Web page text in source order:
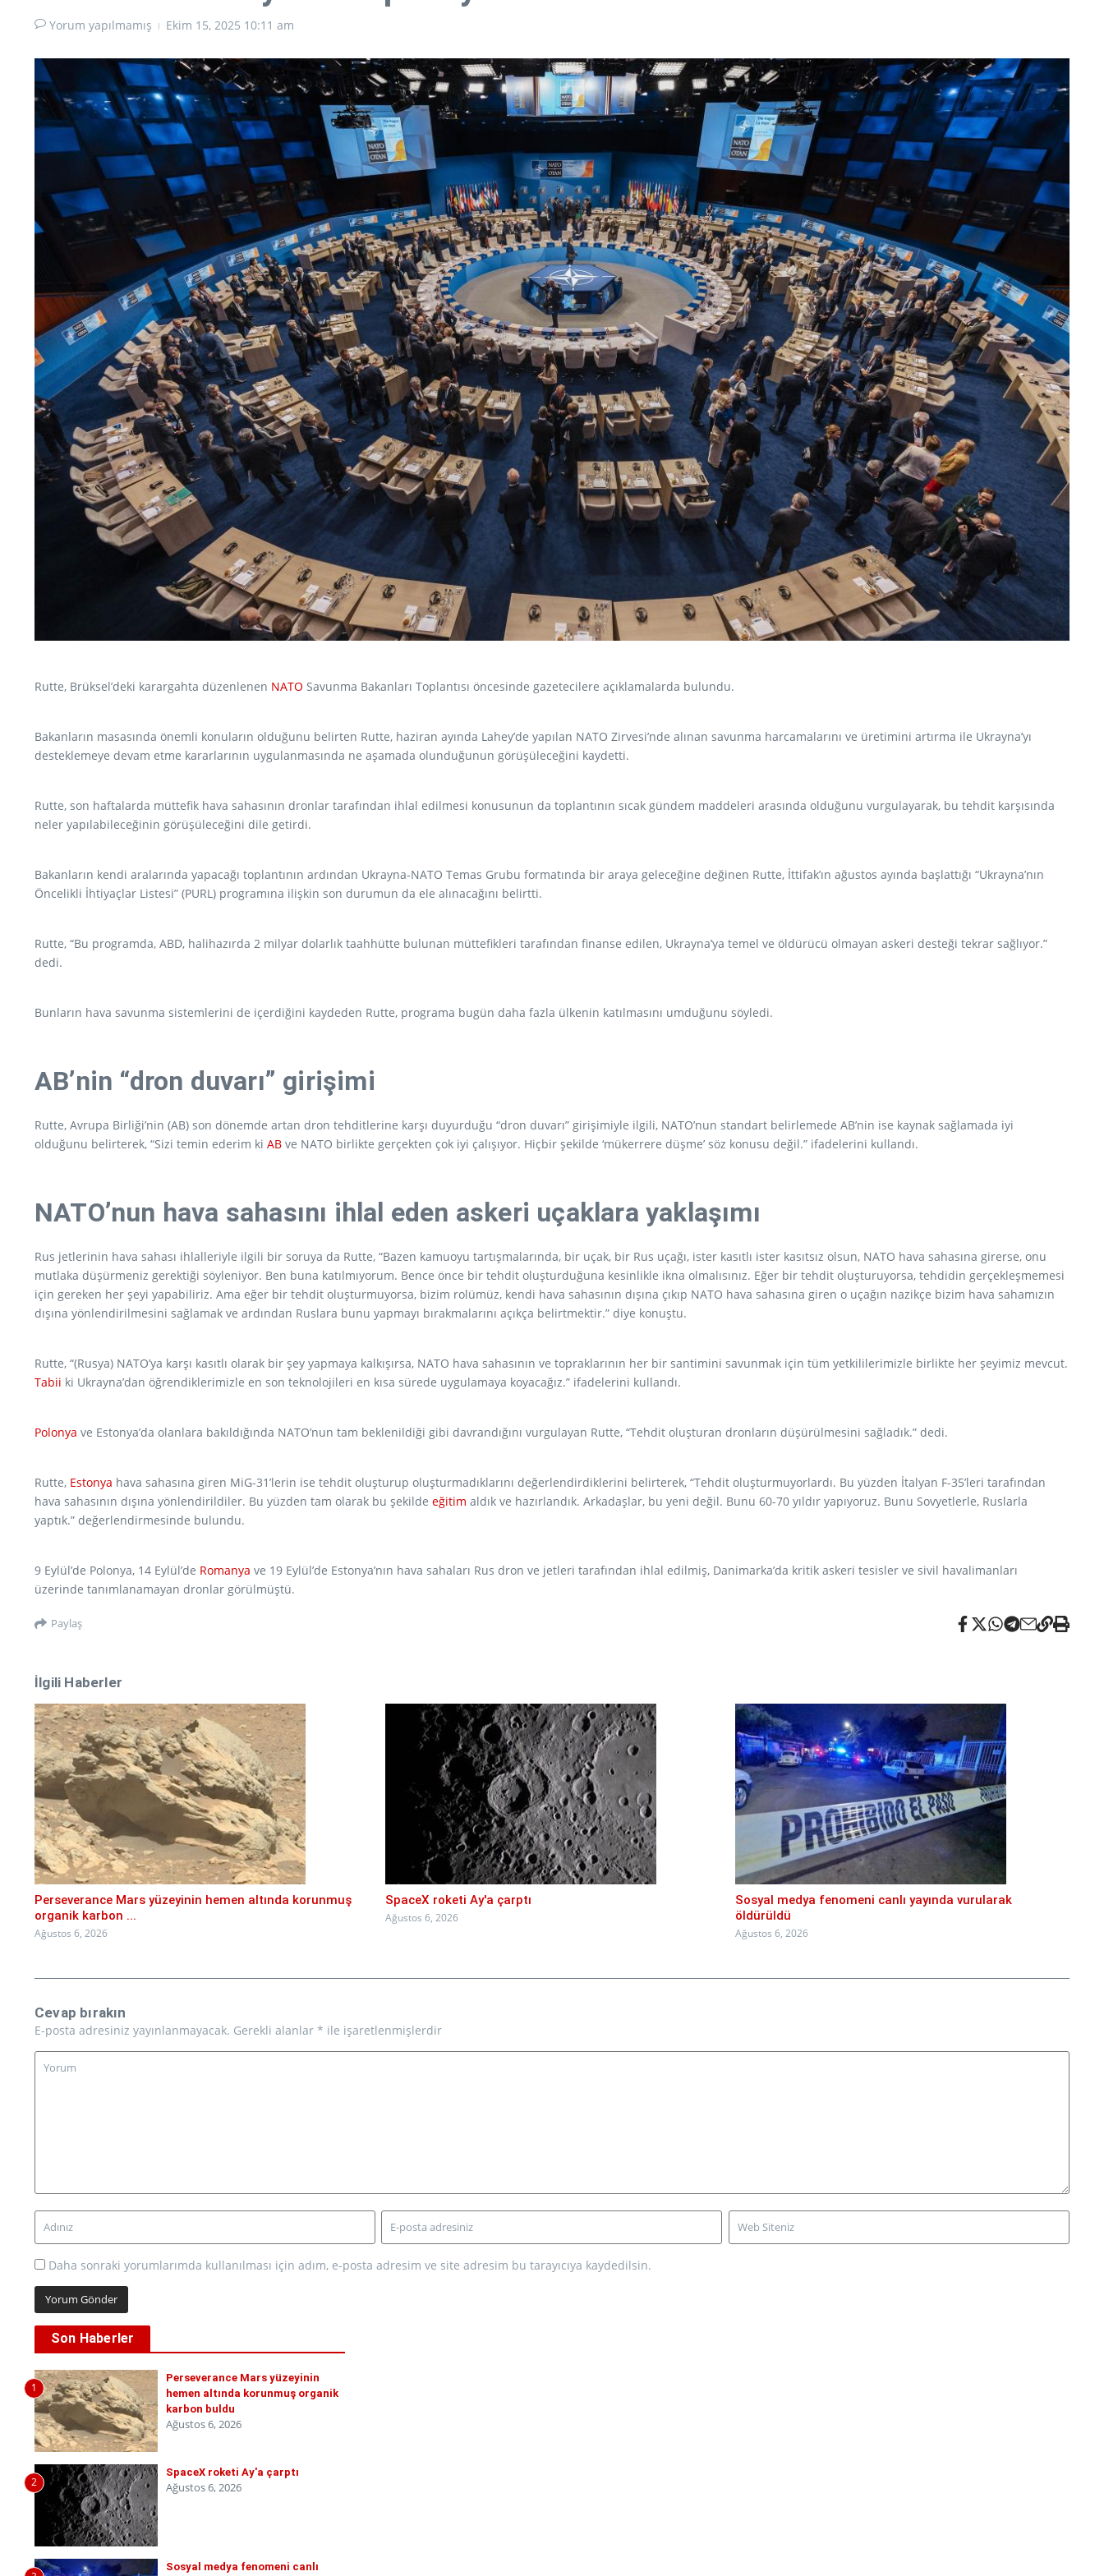
Yorum yapılmamış Ekim 15, 2025 10:11 am
Rutte, Brüksel’deki karargahta düzenlenen NATO Savunma Bakanları Toplantısı öncesinde gazetecilere açıklamalarda bulundu.
Bakanların masasında önemli konuların olduğunu belirten Rutte, haziran ayında Lahey’de yapılan NATO Zirvesi’nde alınan savunma harcamalarını ve üretimini artırma ile Ukrayna’yı
desteklemeye devam etme kararlarının uygulanmasında ne aşamada olunduğunun görüşüleceğini kaydetti.
Rutte, son haftalarda müttefik hava sahasının dronlar tarafından ihlal edilmesi konusunun da toplantının sıcak gündem maddeleri arasında olduğunu vurgulayarak, bu tehdit karşısında
neler yapılabileceğinin görüşüleceğini dile getirdi.
Bakanların kendi aralarında yapacağı toplantının ardından Ukrayna-NATO Temas Grubu formatında bir araya geleceğine değinen Rutte, İttifak’ın ağustos ayında başlattığı “Ukrayna’nın
Öncelikli İhtiyaçlar Listesi” (PURL) programına ilişkin son durumun da ele alınacağını belirtti.
Rutte, “Bu programda, ABD, halihazırda 2 milyar dolarlık taahhütte bulunan müttefikleri tarafından finanse edilen, Ukrayna’ya temel ve öldürücü olmayan askeri desteği tekrar sağlıyor.”
dedi.
Bunların hava savunma sistemlerini de içerdiğini kaydeden Rutte, programa bugün daha fazla ülkenin katılmasını umduğunu söyledi.
AB’nin “dron duvarı” girişimi
Rutte, Avrupa Birliği’nin (AB) son dönemde artan dron tehditlerine karşı duyurduğu “dron duvarı” girişimiyle ilgili, NATO’nun standart belirlemede AB’nin ise kaynak sağlamada iyi
olduğunu belirterek, “Sizi temin ederim ki AB ve NATO birlikte gerçekten çok iyi çalışıyor. Hiçbir şekilde ‘mükerrere düşme’ söz konusu değil.” ifadelerini kullandı.
NATO’nun hava sahasını ihlal eden askeri uçaklara yaklaşımı
Rus jetlerinin hava sahası ihlalleriyle ilgili bir soruya da Rutte, “Bazen kamuoyu tartışmalarında, bir uçak, bir Rus uçağı, ister kasıtlı ister kasıtsız olsun, NATO hava sahasına girerse, onu
mutlaka düşürmeniz gerektiği söyleniyor. Ben buna katılmıyorum. Bence önce bir tehdit oluşturduğuna kesinlikle ikna olmalısınız. Eğer bir tehdit oluşturuyorsa, tehdidin gerçekleşmemesi
için gereken her şeyi yapabiliriz. Ama eğer bir tehdit oluşturmuyorsa, bizim rolümüz, kendi hava sahasının dışına çıkıp NATO hava sahasına giren o uçağın nazikçe bizim hava sahamızın
dışına yönlendirilmesini sağlamak ve ardından Ruslara bunu yapmayı bırakmalarını açıkça belirtmektir.” diye konuştu.
Rutte, “(Rusya) NATO’ya karşı kasıtlı olarak bir şey yapmaya kalkışırsa, NATO hava sahasının ve topraklarının her bir santimini savunmak için tüm yetkililerimizle birlikte her şeyimiz mevcut.
Tabii ki Ukrayna’dan öğrendiklerimizle en son teknolojileri en kısa sürede uygulamaya koyacağız.” ifadelerini kullandı.
Polonya ve Estonya’da olanlara bakıldığında NATO’nun tam beklenildiği gibi davrandığını vurgulayan Rutte, “Tehdit oluşturan dronların düşürülmesini sağladık.” dedi.
Rutte, Estonya hava sahasına giren MiG-31’lerin ise tehdit oluşturup oluşturmadıklarını değerlendirdiklerini belirterek, “Tehdit oluşturmuyorlardı. Bu yüzden İtalyan F-35’leri tarafından
hava sahasının dışına yönlendirildiler. Bu yüzden tam olarak bu şekilde eğitim aldık ve hazırlandık. Arkadaşlar, bu yeni değil. Bunu 60-70 yıldır yapıyoruz. Bunu Sovyetlerle, Ruslarla
yaptık.” değerlendirmesinde bulundu.
9 Eylül’de Polonya, 14 Eylül’de Romanya ve 19 Eylül’de Estonya’nın hava sahaları Rus dron ve jetleri tarafından ihlal edilmiş, Danimarka’da kritik askeri tesisler ve sivil havalimanları
üzerinde tanımlanamayan dronlar görülmüştü.
Paylaş
İlgili Haberler
Perseverance Mars yüzeyinin hemen altında korunmuş
organik karbon ...
Ağustos 6, 2026
SpaceX roketi Ay'a çarptı
Ağustos 6, 2026
Sosyal medya fenomeni canlı yayında vurularak
öldürüldü
Ağustos 6, 2026
Cevap bırakın
E-posta adresiniz yayınlanmayacak. Gerekli alanlar * ile işaretlenmişlerdir
Daha sonraki yorumlarımda kullanılması için adım, e-posta adresim ve site adresim bu tarayıcıya kaydedilsin.
Son Haberler
1
Perseverance Mars yüzeyinin
hemen altında korunmuş organik
karbon buldu
Ağustos 6, 2026
2
SpaceX roketi Ay'a çarptı
Ağustos 6, 2026
Sosyal medya fenomeni canlı